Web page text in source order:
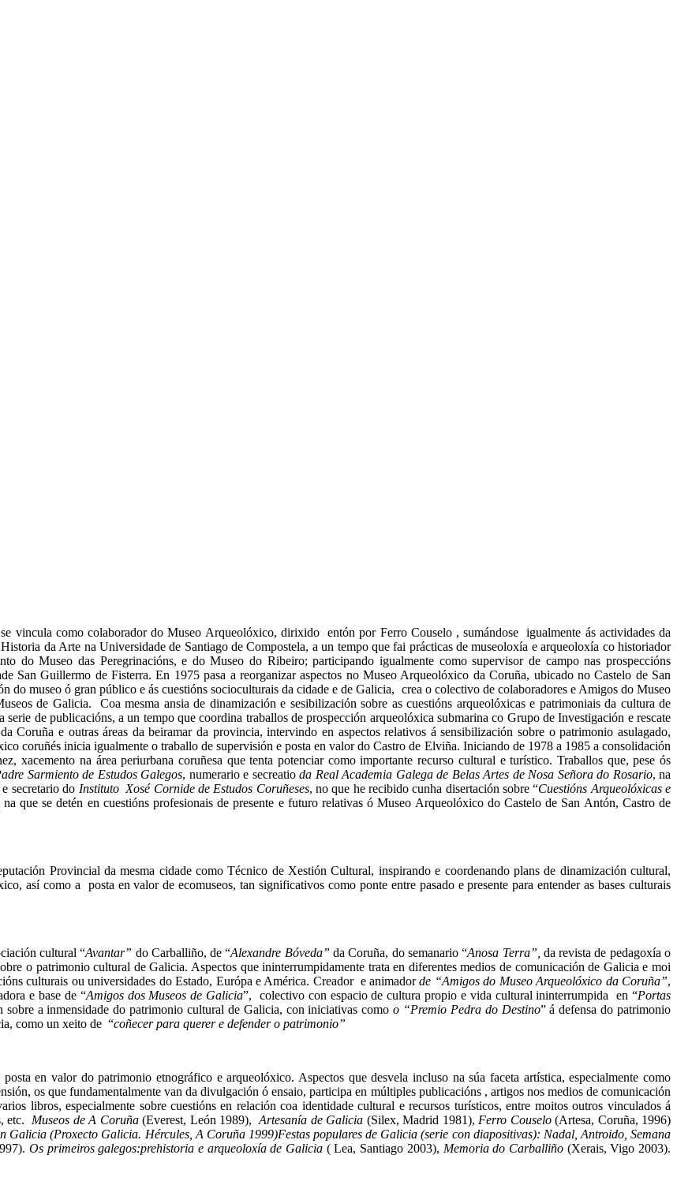
vincula como colaborador do Museo Arqueolóxico, dirixido entón por Ferro Couselo , sumándose igualmente ás actividades da
da Arte na Universidade de Santiago de Compostela, a un tempo que fai prácticas de museoloxía e arqueoloxía co historiador
do Museo das Peregrinacións, e do Museo do Ribeiro; participando igualmente como supervisor de campo nas prospeccións
San Guillermo de Fisterra. En 1975 pasa a reorganizar aspectos no Museo Arqueolóxico da Coruña, ubicado no Castelo de San
museo ó gran público e ás cuestións socioculturais da cidade e de Galicia, crea o colectivo de colaboradores e Amigos do Museo
de Galicia. Coa mesma ansia de dinamización e sesibilización sobre as cuestións arqueolóxicas e patrimoniais da cultura de
serie de publicacións, a un tempo que coordina traballos de prospección arqueolóxica submarina co Grupo de Investigación e rescate
e outras áreas da beiramar da provincia, intervindo en aspectos relativos á sensibilización sobre o patrimonio asulagado,
coruñés inicia igualmente o traballo de supervisión e posta en valor do Castro de Elviña. Iniciando de 1978 a 1985 a consolidación
xacemento na área periurbana coruñesa que tenta potenciar como importante recurso cultural e turístico. Traballos que, pese ós
Sarmiento de Estudos Galegos, numerario e secreatio da Real Academia Galega de Belas Artes de Nosa Señora do Rosario, na
secretario do Instituto Xosé Cornide de Estudos Coruñeses, no que he recibido cunha disertación sobre “Cuestións Arqueolóxicas e
na que se detén en cuestións profesionais de presente e futuro relativas ó Museo Arqueolóxico do Castelo de San Antón, Castro de
Provincial da mesma cidade como Técnico de Xestión Cultural, inspirando e coordenando plans de dinamización cultural,
así como a posta en valor de ecomuseos, tan significativos como ponte entre pasado e presente para entender as bases culturais
cultural “Avantar” do Carballiño, de “Alexandre Bóveda” da Coruña, do semanario “Anosa Terra”, da revista de pedagoxía o
o patrimonio cultural de Galicia. Aspectos que ininterrumpidamente trata en diferentes medios de comunicación de Galicia e moi
culturais ou universidades do Estado, Európa e América. Creador e animadorde “Amigos do Museo Arqueolóxico da Coruña”,
e base de “Amigos dos Museos de Galicia”, colectivo con espacio de cultura propio e vida cultural ininterrumpida en “Portas
a inmensidade do patrimonio cultural de Galicia, con iniciativas comoo “Premio Pedra do Destino” á defensa do patrimonio
como un xeito de “coñecer para querer e defender o patrimonio”
en valor do patrimonio etnográfico e arqueolóxico. Aspectos que desvela incluso na súa faceta artística, especialmente como
os que fundamentalmente van da divulgación ó ensaio, participa en múltiples publicacións , artigos nos medios de comunicación
libros, especialmente sobre cuestións en relación coa identidade cultural e recursos turísticos, entre moitos outros vinculados á
etc. Museos de A Coruña(Everest, León 1989), Artesanía de Galicia (Silex, Madrid 1981), Ferro Couselo(Artesa, Coruña, 1996)
Galicia (Proxecto Galicia. Hércules, A Coruña 1999)Festas populares de Galicia (serie con diapositivas): Nadal, Antroido, Semana
Os primeiros galegos:prehistoria e arqueoloxía de Galicia ( Lea, Santiago 2003), Memoria do Carballiño(Xerais, Vigo 2003).